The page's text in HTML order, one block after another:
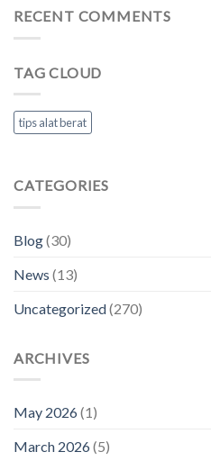
RECENT COMMENTS
TAG CLOUD
tips alat berat
CATEGORIES
Blog(30)
News (13)
Uncategorized(270)
ARCHIVES
May 2026(1)
March 2026(5)